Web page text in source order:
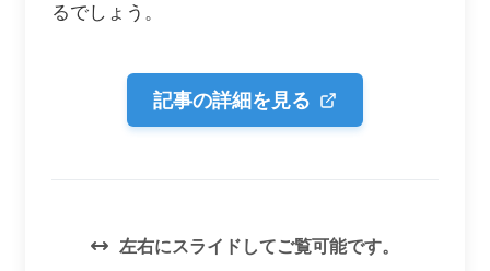
るでしょう。
記事の詳細を見る
左右にスライドしてご覧可能です。